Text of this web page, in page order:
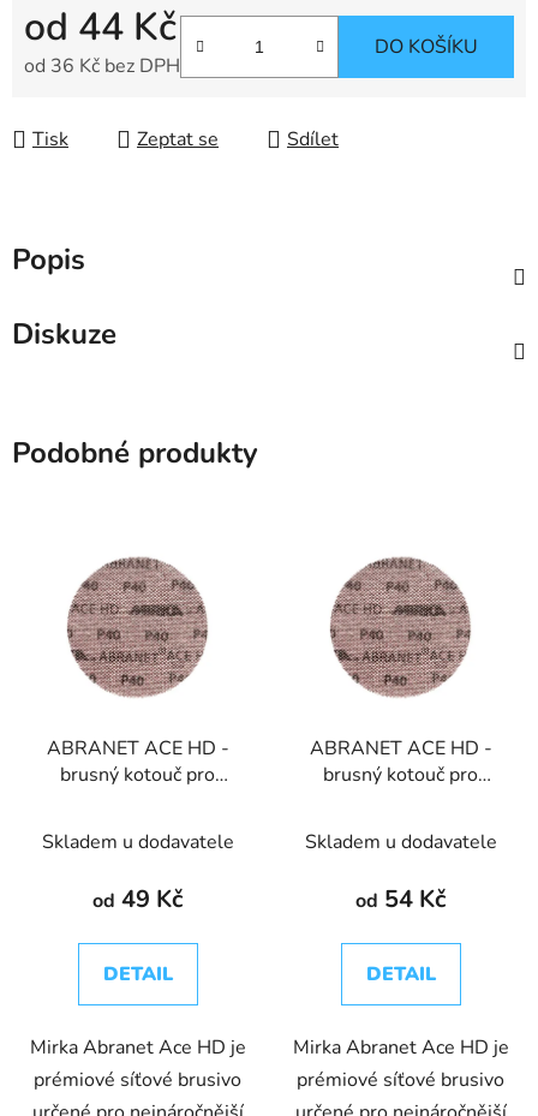
od 44 Kč
od 36 Kč bez DPH
DO KOŠÍKU
Tisk Zeptat se Sdílet
Popis
Diskuze
Podobné produkty
ABRANET ACE HD -
brusný kotouč pro
125mm
Skladem u dodavatele
od 49 Kč
DETAIL
Mirka Abranet Ace HD je
prémiové síťové brusivo
ABRANET ACE HD -
brusný kotouč pro
150mm
Skladem u dodavatele
od 54 Kč
DETAIL
Mirka Abranet Ace HD je
prémiové síťové brusivo